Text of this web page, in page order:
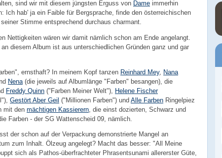
sind wir mit diesem jüngsten Erguss von Dame immerhin
Ich hab' ja ein Faible für Bergsprache, finde den österreichischen
Stimme entsprechend durchaus charmant.
Nettigkeiten wären wir damit nämlich schon am Ende angelangt.
diesem Album ist aus unterschiedlichen Gründen ganz und gar
ernsthaft? In meinem Kopf tanzen Reinhard Mey, Nana
Nena (die jeweils auf Albumlänge "Farben" besangen), die
Freddy Quinn ("Farben Meiner Welt"), Helene Fischer
Gestört Aber Geil ("Millionen Farben") und Alle Farben Ringelpiez
mit den mächtigen Kassierern , die einst dozierten, Schwarz und
Farben - der SG Wattenscheid 09, nämlich.
der schon auf der Verpackung demonstrierte Mangel an
zum Inhalt. Ölzeug angelegt? Macht das besser: "All Meine
sich als Pathos-überfrachteter Phrasentsunami allererster Güte,